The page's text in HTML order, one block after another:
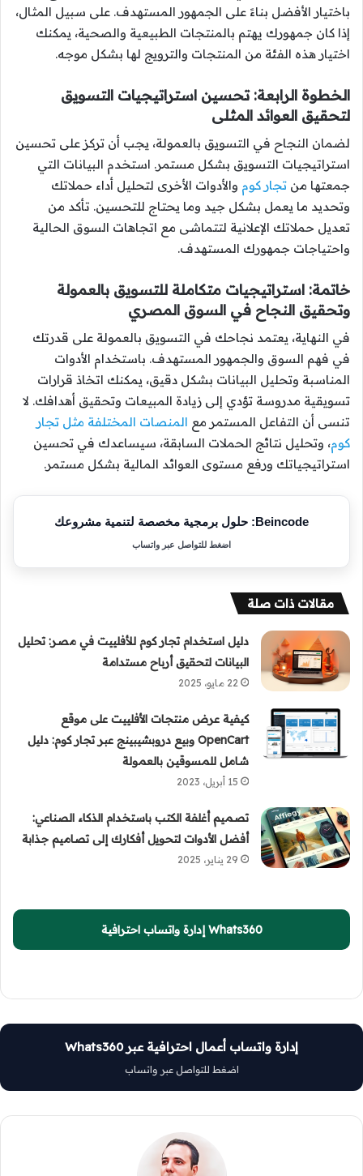
باختيار الأفضل بناءً على الجمهور المستهدف. على سبيل المثال،
إذا كان جمهورك يهتم بالمنتجات الطبيعية والصحية، يمكنك
اختيار هذه الفئة من المنتجات والترويج لها بشكل موجه.
الخطوة الرابعة: تحسين استراتيجيات التسويق
لتحقيق العوائد المثلى
لضمان النجاح في التسويق بالعمولة، يجب أن تركز على تحسين
استراتيجيات التسويق بشكل مستمر. استخدم البيانات التي
جمعتها من تجار كوم والأدوات الأخرى لتحليل أداء حملاتك
وتحديد ما يعمل بشكل جيد وما يحتاج للتحسين. تأكد من
تعديل حملاتك الإعلانية لتتماشى مع اتجاهات السوق الحالية
واحتياجات جمهورك المستهدف.
خاتمة: استراتيجيات متكاملة للتسويق بالعمولة
وتحقيق النجاح في السوق المصري
في النهاية، يعتمد نجاحك في التسويق بالعمولة على قدرتك
في فهم السوق والجمهور المستهدف. باستخدام الأدوات
المناسبة وتحليل البيانات بشكل دقيق، يمكنك اتخاذ قرارات
تسويقية مدروسة تؤدي إلى زيادة المبيعات وتحقيق أهدافك. لا
تنسى أن التفاعل المستمر مع المنصات المختلفة مثل تجار
كوم، وتحليل نتائج الحملات السابقة، سيساعدك في تحسين
استراتيجياتك ورفع مستوى العوائد المالية بشكل مستمر.
Beincode: حلول برمجية مخصصة لتنمية مشروعك
اضغط للتواصل عبر واتساب
مقالات ذات صلة
دليل استخدام تجار كوم للأفلييت في مصر: تحليل
البيانات لتحقيق أرباح مستدامة
22 مايو، 2025
كيفية عرض منتجات الأفلييت على موقع
OpenCart وبيع دروبشيبينج عبر تجار كوم: دليل
شامل للمسوقين بالعمولة
15 أبريل، 2023
تصميم أغلفة الكتب باستخدام الذكاء الصناعي:
أفضل الأدوات لتحويل أفكارك إلى تصاميم جذابة
29 يناير، 2025
Whats360 إدارة واتساب احترافية
إدارة واتساب أعمال احترافية عبر Whats360
اضغط للتواصل عبر واتساب